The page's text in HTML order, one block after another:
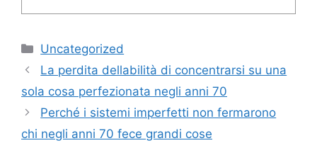
Categorie
Uncategorized
La perdita dellabilità di concentrarsi su una
sola cosa perfezionata negli anni 70
Perché i sistemi imperfetti non fermarono
chi negli anni 70 fece grandi cose